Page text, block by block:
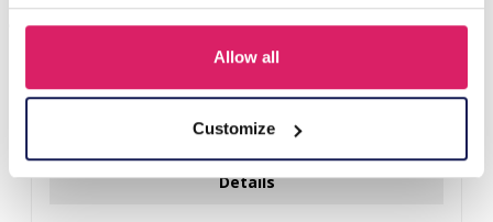
Allow all
Customize
Y-B2.5 PK424-003 Wood with Metal Display for Earrings
Login voor prijzen
Details